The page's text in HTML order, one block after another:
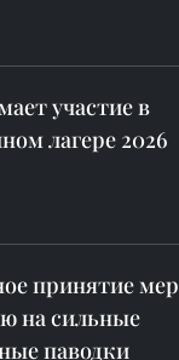
участие в
лагере 2026
принятие мер
на сильные
паводки